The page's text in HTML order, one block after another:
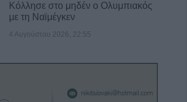
Κόλλησε στο μηδέν ο Ολυμπιακός
με τη Ναϊμέγκεν
4 Αυγούστου 2026, 22:55